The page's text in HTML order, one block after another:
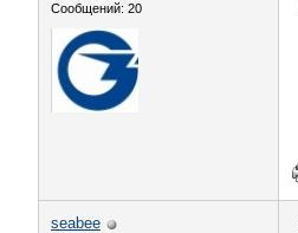
Сообщений: 20
seabee